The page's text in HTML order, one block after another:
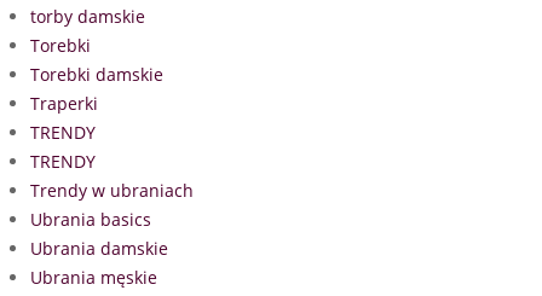
torby damskie
Torebki
Torebki damskie
Traperki
TRENDY
TRENDY
Trendy w ubraniach
Ubrania basics
Ubrania damskie
Ubrania męskie